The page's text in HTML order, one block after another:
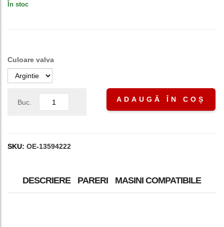
În stoc
Culoare valva
Buc. ADAUGĂ ÎN COȘ
SKU: OE-13594222
DESCRIERE PARERI MASINI COMPATIBILE